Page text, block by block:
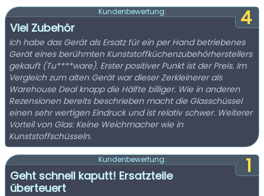
4
Kundenbewertung:
Viel Zubehör
Ich habe das Gerät als Ersatz für ein per Hand betriebenes
Gerät eines berühmten Kunststoffküchenzubehörherstellers
gekauft (Tu****ware). Erster positiver Punkt ist der Preis. Im
Vergleich zum alten Gerät war dieser Zerkleinerer als
Warehouse Deal knapp die Hälfte billiger. Wie in anderen
Rezensionen bereits beschrieben macht die Glasschüssel
einen sehr wertigen Eindruck und ist relativ schwer. Weiterer
Vorteil von Glas: Keine Weichmacher wie in
Kunststoffschüsseln.
1
Kundenbewertung:
Geht schnell kaputt! Ersatzteile
überteuert